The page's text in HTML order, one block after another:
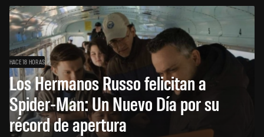
HACE 18 HORAS
Los Hermanos Russo felicitan a
Spider-Man: Un Nuevo Día por su
récord de apertura